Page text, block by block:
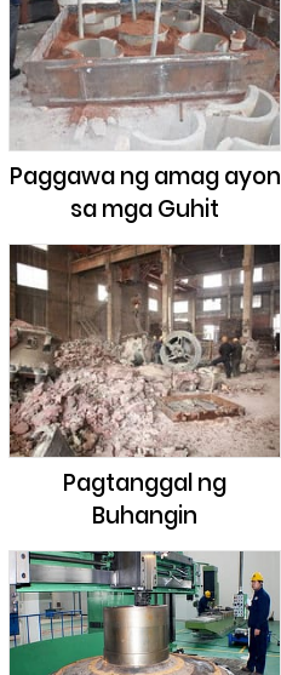
Paggawa ng amag ayon
sa mga Guhit
Pagtanggal ng
Buhangin